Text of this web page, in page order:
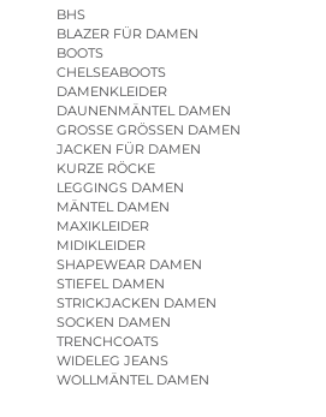
BHS
BLAZER FÜR DAMEN
BOOTS
CHELSEABOOTS
DAMENKLEIDER
DAUNENMÄNTEL DAMEN
GROSSE GRÖSSEN DAMEN
JACKEN FÜR DAMEN
KURZE RÖCKE
LEGGINGS DAMEN
MÄNTEL DAMEN
MAXIKLEIDER
MIDIKLEIDER
SHAPEWEAR DAMEN
STIEFEL DAMEN
STRICKJACKEN DAMEN
SOCKEN DAMEN
TRENCHCOATS
WIDELEG JEANS
WOLLMÄNTEL DAMEN